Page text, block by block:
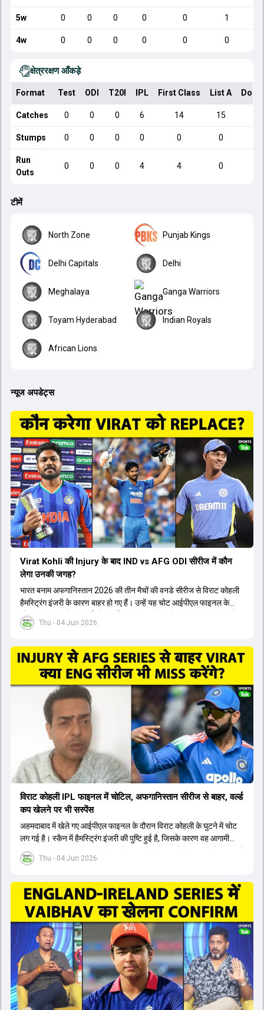
5w 0 0 0 0 0 1
4w 0 0 0 0 0 0
क्षेत्ररक्षण आँकड़े
Format Test ODI T20I IPL First Class List A
Catches 0 0 0 6 14 15
Stumps 0 0 0 0 0 0
Run
Outs
0 0 0 4 4 0
टीमें
North Zone Punjab Kings
Delhi Capitals Delhi
Meghalaya Ganga Warriors
Toyam Hyderabad Indian Royals
African Lions
न्यूज अपडेट्स
Thu - 04 Jun 2026
Virat Kohli की Injury के बाद IND vs AFG ODI सीरीज में कौन
लेगा उनकी जगह?
भारत बनाम अफगानिस्तान 2026 की तीन मैचों की वनडे सीरीज से विराट कोहली
हैमस्ट्रिंग इंजरी के कारण बाहर हो गए हैं। उन्हें यह चोट आईपीएल फाइनल के
दौरान लगी थी। रोहित शर्मा और हार्दिक पांड्या की फिटनेस पर भी अभी सवाल हैं,
इसलिए नंबर तीन पर कोहली की जगह एक मजबूत विकल्प खोजना जरूरी है। इस
रुतुराज गायकवाड़ 58.8 की लिस्ट ए औसत के साथ एक मजबूत विकल्प हैं। संजू
सैमसन भी बड़े दावेदार हैं, जिनका वनडे क्रिकेट में 56 से ज्यादा का औसत है।
यशस्वी जायसवाल को भी मौका मिल सकता है, हालांकि उनके बैटिंग ऑर्डर पर
विचार करना होगा। इसके अलावा 82 से ज्यादा की लिस्ट ए औसत वाले देवदत्त
पडिक्कल भी एक शानदार विकल्प हो सकते हैं। टीम मैनेजमेंट स्क्वाड में पहले से
मौजूद ईशान किशन को भी नंबर तीन पर खिलाने का फैसला कर सकती है।
Thu - 04 Jun 2026
विराट कोहली IPL फाइनल में चोटिल, अफगानिस्तान सीरीज से बाहर, वर्ल्ड
कप खेलने पर भी सस्पेंस
अहमदाबाद में खेले गए आईपीएल फाइनल के दौरान विराट कोहली के घुटने में चोट
लग गई है। स्कैन में हैमस्ट्रिंग इंजरी की पुष्टि हुई है, जिसके कारण वह आगामी
अफगानिस्तान सीरीज से बाहर हो गए हैं। इस चोट से उबरने में सामान्य तौर पर 4 से
12 हफ्ते का समय लग सकता है, और अगर सर्जरी की जरूरत पड़ी तो 3 से 5 महीने
सेंटर ऑफ एक्सीलेंस जाएंगे। इस गंभीर चोट के कारण 14 जुलाई से शुरू होने वाले
इंग्लैंड दौरे और आगामी वर्ल्ड कप में उनके खेलने पर सस्पेंस बन गया है। दूसरी
तरफ, आईपीएल में इम्पैक्ट प्लेयर के तौर पर खेलने वाले रोहित शर्मा को भी अभी तक
मेडिकल क्लीयरेंस नहीं मिली है। शनिवार को मुंबई में होने वाली चयन समिति की
बैठक में यह देखना अहम होगा कि क्या चयनकर्ता विराट कोहली को फिटनेस की शर्त
पर टीम में शामिल करते हैं या नहीं।